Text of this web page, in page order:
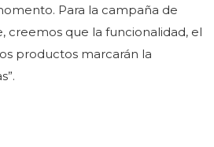
Para la campaña de
creemos que la funcionalidad, el
productos marcarán la